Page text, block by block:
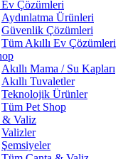
Ev Çözümleri
Aydınlatma Ürünleri
Güvenlik Çözümleri
Tüm Akıllı Ev Çözümleri
Akıllı Mama / Su Kapları
Akıllı Tuvaletler
Teknolojik Ürünler
Tüm Pet Shop
& Valiz
Valizler
Şemsiyeler